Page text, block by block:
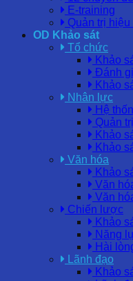
E-training
Quản trị
OD Khảo sát
Tổ chức
Khảo
Đánh
Khảo
Nhân lực
Hệ
Quản
Khảo
Khảo
Văn hóa
Khảo
Văn
Văn
Chiến lược
Khảo
Năng
Hài
Lãnh đạo
Khảo